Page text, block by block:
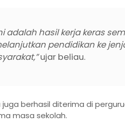
adalah hasil kerja keras
pendidikan ke
ujar beliau.
berhasil diterima di
masa sekolah.